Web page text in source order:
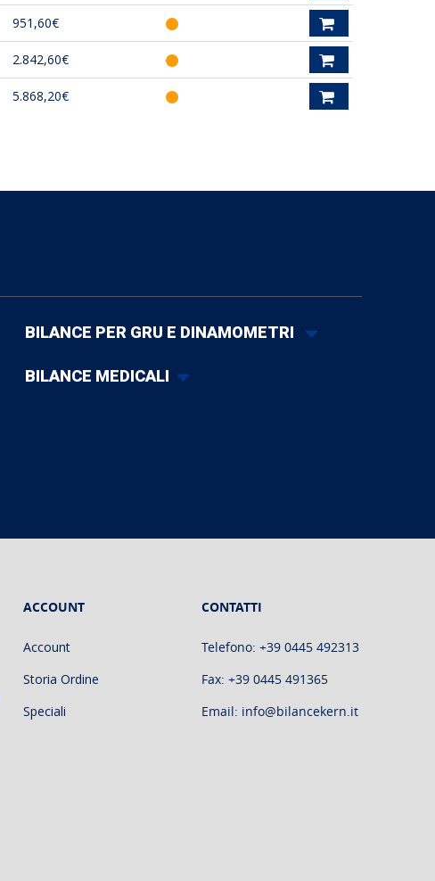
951,60€
2.842,60€
5.868,20€
BILANCE PER GRU E DINAMOMETRI
BILANCE MEDICALI
ACCOUNT
Account
Storia Ordine
Speciali
CONTATTI
Telefono: +39 0445 492313
Fax: +39 0445 491365
Email: info@bilancekern.it